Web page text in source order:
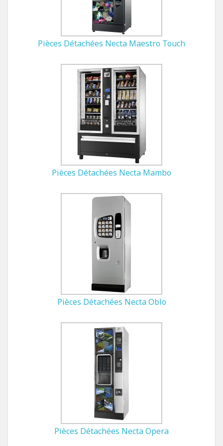
Pièces Détachées Necta Maestro Touch
Pièces Détachées Necta Mambo
Pièces Détachées Necta Oblo
Pièces Détachées Necta Opera